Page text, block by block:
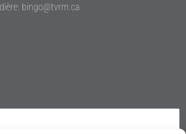
bingo@tvrm.ca